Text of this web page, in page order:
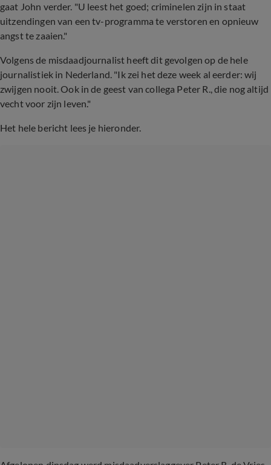
gaat John verder. "U leest het goed; criminelen zijn in staat
uitzendingen van een tv-programma te verstoren en opnieuw
angst te zaaien."
Volgens de misdaadjournalist heeft dit gevolgen op de hele
journalistiek in Nederland. "Ik zei het deze week al eerder: wij
zwijgen nooit. Ook in de geest van collega Peter R., die nog altijd
vecht voor zijn leven."
Het hele bericht lees je hieronder.